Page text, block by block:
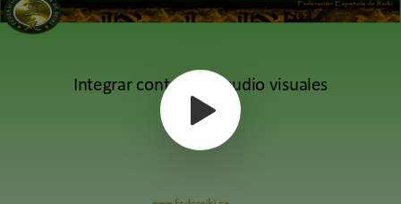
Integrar contenidos audio visuales
Introducción